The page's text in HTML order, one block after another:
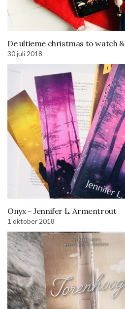
De ultieme christmas to watch
30 juli 2018
Onyx – Jennifer L. Armentrout
1 oktober 2018